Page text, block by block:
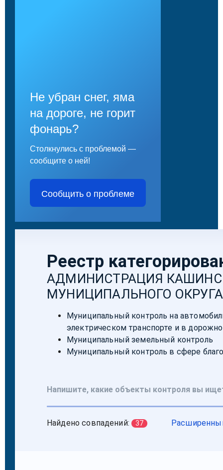
Не убран снег, яма
на дороге, не горит
фонарь?
Столкнулись с проблемой —
сообщите о ней!
Сообщить о проблеме